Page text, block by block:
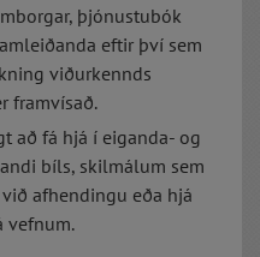
þjónustubók
eftir því sem
viðurkennds
framvísað.
að fá hjá í eiganda- og
bíls, skilmálum sem
afhendingu eða hjá
vefnum.